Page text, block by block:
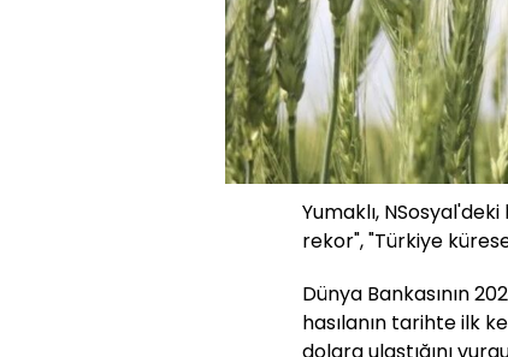
Yumaklı,
rekor", "Türkiye
Dünya Bankasının
hasılanın tarihte ilk